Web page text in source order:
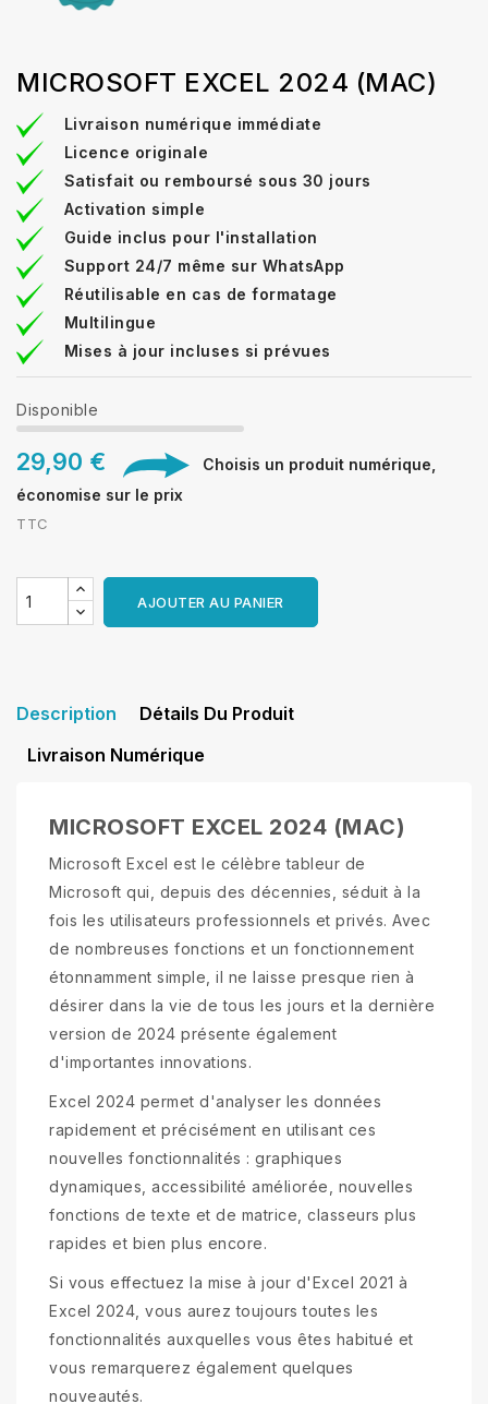
MICROSOFT EXCEL 2024 (MAC)
Livraison numérique immédiate
Licence originale
Satisfait ou remboursé sous 30 jours
Activation simple
Guide inclus pour l'installation
Support 24/7 même sur WhatsApp
Réutilisable en cas de formatage
Multilingue
Mises à jour incluses si prévues
Disponible
29,90 €
Choisis un produit numérique,
économise sur le prix
TTC
AJOUTER AU PANIER
Description
Détails Du Produit
Livraison Numérique
MICROSOFT EXCEL 2024 (MAC)
Microsoft Excel est le célèbre tableur de
Microsoft qui, depuis des décennies, séduit à la
fois les utilisateurs professionnels et privés. Avec
de nombreuses fonctions et un fonctionnement
étonnamment simple, il ne laisse presque rien à
désirer dans la vie de tous les jours et la dernière
version de 2024 présente également
d'importantes innovations.
Excel 2024 permet d'analyser les données
rapidement et précisément en utilisant ces
nouvelles fonctionnalités : graphiques
dynamiques, accessibilité améliorée, nouvelles
fonctions de texte et de matrice, classeurs plus
rapides et bien plus encore.
Si vous effectuez la mise à jour d'Excel 2021 à
Excel 2024, vous aurez toujours toutes les
fonctionnalités auxquelles vous êtes habitué et
vous remarquerez également quelques
nouveautés.